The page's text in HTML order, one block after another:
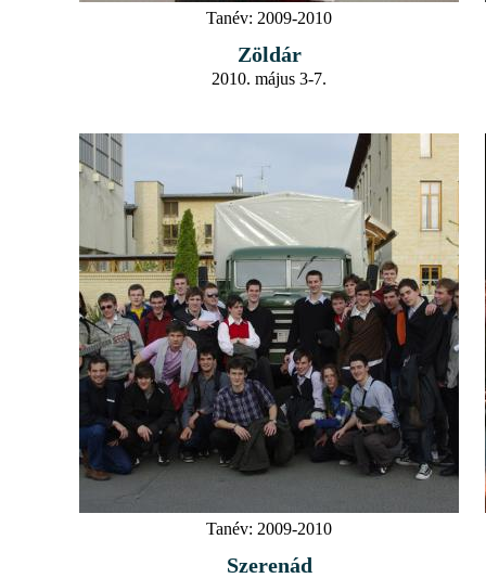
Tanév: 2009-2010
Zöldár
2010. május 3-7.
Tanév: 2009-2010
Szerenád